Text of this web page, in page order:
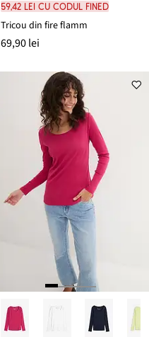
59,42 lei cu codul FINED
Tricou din fire flamm
69,90 lei